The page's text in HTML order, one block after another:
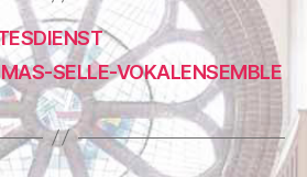
SELLE-VOKALENSEMBLE